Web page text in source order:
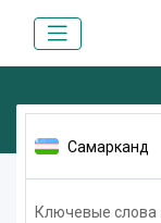
Самарканд